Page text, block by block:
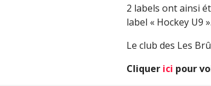
2 labels ont ainsi
label « Hockey U9 ».
Le club des Les
Cliquer ici pour